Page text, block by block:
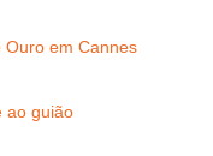
Ouro em Cannes
ao guião